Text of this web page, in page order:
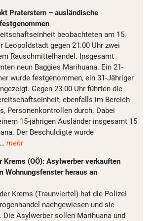
Praterstern – ausländische
beobachteten am 15.
Leopoldstadt gegen 21.00 Uhr zwei
Rauschmittelhandel. Insgesamt
neun Baggies Marihuana. Ein 21-
wurde festgenommen, ein 31-Jähriger
Gegen 23.00 Uhr führten die
ebenfalls im Bereich
Personenkontrollen durch. Dabei
15-jährigen Ausländer insgesamt 15
Der Beschuldigte wurde
mehr
Krems (OÖ): Asylwerber verkauften
Wohnungsfenster heraus an
Krems (Traunviertel) hat die Polizei
nachgewiesen und sie
Die Asylwerber sollen Marihuana und